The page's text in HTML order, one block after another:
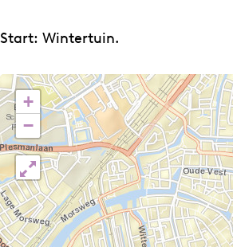
i n
Start: Wintertuin.
+
−